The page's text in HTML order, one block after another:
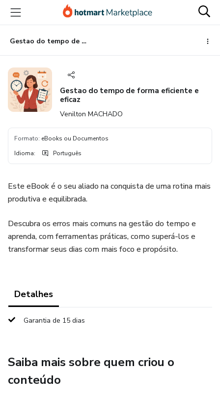
para
conteúdo
principal
para
pagamento
para
rodapé
Gestao do tempo de forma eficiente e eficaz
Gestao do tempo de forma eficiente e
eficaz
Venilton MACHADO
Formato: eBooks ou Documentos
Idioma: Português
Este eBook é o seu aliado na conquista de uma rotina mais
produtiva e equilibrada.
Descubra os erros mais comuns na gestão do tempo e
aprenda, com ferramentas práticas, como superá-los e
transformar seus dias com mais foco e propósito.
Detalhes
Garantia de 15 dias
Saiba mais sobre quem criou o
conteúdo